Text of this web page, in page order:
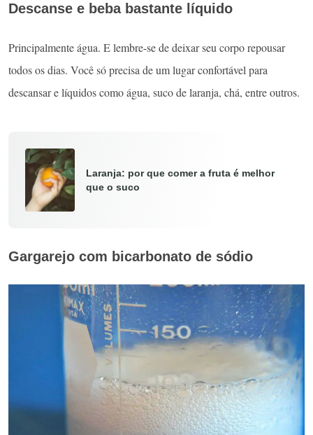
Descanse e beba bastante líquido
Principalmente água. E lembre-se de deixar seu corpo repousar
todos os dias. Você só precisa de um lugar confortável para
descansar e líquidos como água, suco de laranja, chá, entre outros.
Laranja: por que comer a fruta é melhor
que o suco
Gargarejo com bicarbonato de sódio